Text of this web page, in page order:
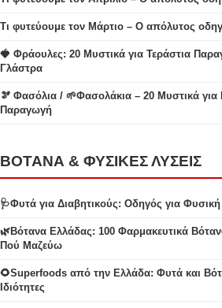
Τι φυτεύουμε τον Μάρτιο – Ο απόλυτος
🍓 Φράουλες: 20 Μυστικά για Τεράστια
Γλάστρα
🫘 Φασόλια / 🌱Φασολάκια – 20 Μυστικά για
Παραγωγή
ΒΟΤΑΝΑ & ΦΥΣΙΚΕΣ ΛΥΣΕΙΣ
🩺Φυτά για Διαβητικούς: Οδηγός για
🌿Βότανα Ελλάδας: 100 Φαρμακευτικά
Πού Μαζεύω
🌻Superfoods από την Ελλάδα: Φυτά και
Ιδιότητες